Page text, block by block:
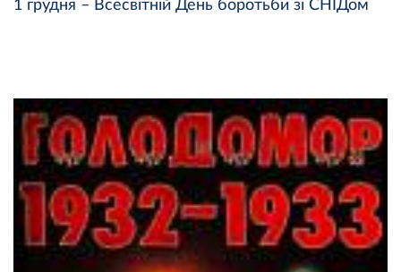
1 грудня – Всесвітній День боротьби зі СНІДом